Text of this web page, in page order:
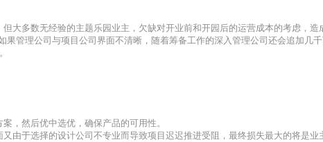
大多数无经验的主题乐园业主，欠缺对开业前和开园后的运营成本的考虑，造
管理公司与项目公司界面不清晰，随着筹备工作的深入管理公司还会追加几
，然后优中选优，确保产品的可用性。
由于选择的设计公司不专业而导致项目迟迟推进受阻，最终损失最大的将是业